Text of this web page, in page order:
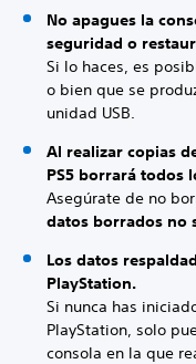
No apagues la
seguridad o
Si lo haces, es
o bien que se
unidad USB.
Al realizar copias
PS5 borrará todos
Asegúrate de no
datos borrados no
Los datos
PlayStation.
Si nunca has
PlayStation, solo
consola en la que